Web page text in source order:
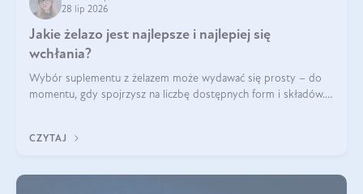
28 lip 2026
Jakie żelazo jest najlepsze i najlepiej się
wchłania?
Wybór suplementu z żelazem może wydawać się prosty – do
momentu, gdy spojrzysz na liczbę dostępnych form i składów.
zawierać suplement?
CZYTAJ